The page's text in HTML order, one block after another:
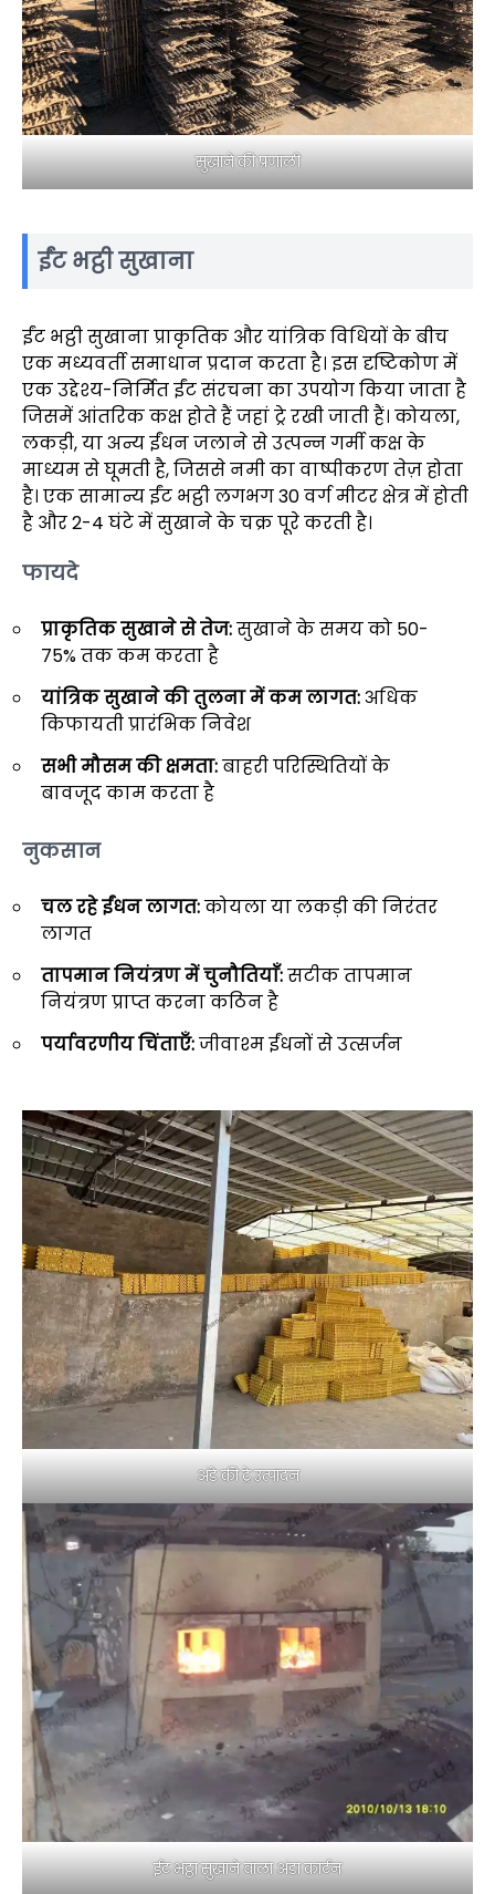
सुखाने की प्रणाली
ईंट भट्ठी सुखाना
ईंट भट्ठी सुखाना प्राकृतिक और यांत्रिक विधियों के बीच
एक मध्यवर्ती समाधान प्रदान करता है। इस दृष्टिकोण में
एक उद्देश्य-निर्मित ईंट संरचना का उपयोग किया जाता है
जिसमें आंतरिक कक्ष होते हैं जहां ट्रे रखी जाती हैं। कोयला,
लकड़ी, या अन्य ईंधन जलाने से उत्पन्न गर्मी कक्ष के
माध्यम से घूमती है, जिससे नमी का वाष्पीकरण तेज़ होता
है। एक सामान्य ईंट भट्ठी लगभग 30 वर्ग मीटर क्षेत्र में होती
है और 2-4 घंटे में सुखाने के चक्र पूरे करती है।
फायदे
प्राकृतिक सुखाने से तेज:सुखाने के समय को 50-
75% तक कम करता है
यांत्रिक सुखाने की तुलना में कम लागत:अधिक
किफायती प्रारंभिक निवेश
सभी मौसम की क्षमता:बाहरी परिस्थितियों के
बावजूद काम करता है
नुकसान
चल रहे ईंधन लागत:कोयला या लकड़ी की निरंतर
लागत
तापमान नियंत्रण में चुनौतियाँ:सटीक तापमान
नियंत्रण प्राप्त करना कठिन है
पर्यावरणीय चिंताएँ:जीवाश्म ईंधनों से उत्सर्जन
अंडे की ट्रे उत्पादन
ईंट भट्ठा सुखाने वाला अंडा कार्टन